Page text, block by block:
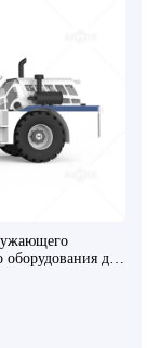
для